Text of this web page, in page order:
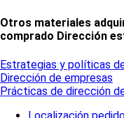
Otros materiales
comprado Dirección
Estrategias y políticas
Dirección de empresas
Prácticas de dirección
Localización